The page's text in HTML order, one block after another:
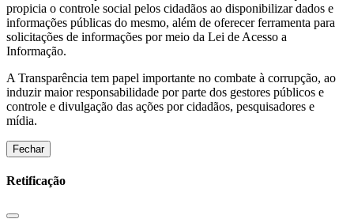
propicia o controle social pelos cidadãos ao disponibilizar dados e
informações públicas do mesmo, além de oferecer ferramenta para
solicitações de informações por meio da Lei de Acesso a
Informação.
A Transparência tem papel importante no combate à corrupção, ao
induzir maior responsabilidade por parte dos gestores públicos e
controle e divulgação das ações por cidadãos, pesquisadores e
mídia.
Fechar
Retificação